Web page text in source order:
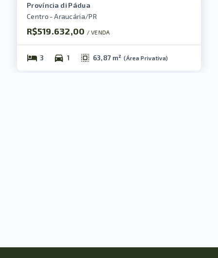
Província di Pádua
Centro - Araucária/PR
R$519.632,00 / VENDA
3 1 63,87 m² (Área Privativa)